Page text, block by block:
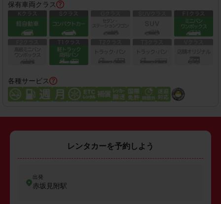
保有車両クラス
各種サービス
レンタカーを予約しよう
出発
赤坂見附駅